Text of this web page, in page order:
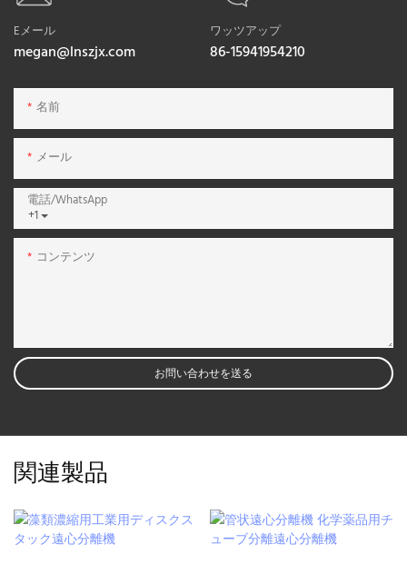
Eメール
megan@lnszjx.com
ワッツアップ
86-15941954210
名前
メール
+1
電話/WhatsApp
コンテンツ
お問い合わせを送る
関連製品